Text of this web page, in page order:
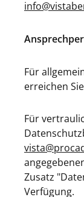
Für
erreichen
Für
Zusatz
Verfügung.